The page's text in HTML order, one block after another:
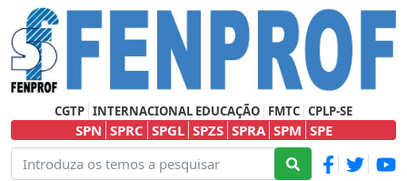
CGTP INTERNACIONAL EDUCAÇÃO FMTC CPLP-SE
SPN SPRC SPGL SPZS SPRA SPM SPE